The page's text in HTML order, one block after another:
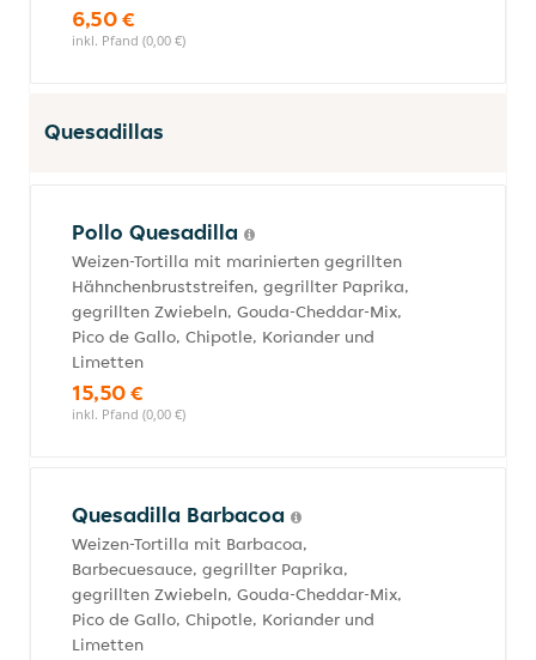
6,50 €
inkl. Pfand (0,00 €)
Quesadillas
Pollo Quesadilla
Weizen-Tortilla mit marinierten gegrillten
Hähnchenbruststreifen, gegrillter Paprika,
gegrillten Zwiebeln, Gouda-Cheddar-Mix,
Pico de Gallo, Chipotle, Koriander und
Limetten
15,50 €
inkl. Pfand (0,00 €)
Quesadilla Barbacoa
Weizen-Tortilla mit Barbacoa,
Barbecuesauce, gegrillter Paprika,
gegrillten Zwiebeln, Gouda-Cheddar-Mix,
Pico de Gallo, Chipotle, Koriander und
Limetten